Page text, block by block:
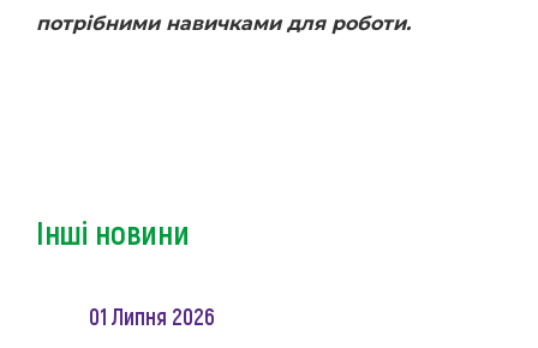
потрібними навичками для роботи.
Інші новини
01 Липня 2026